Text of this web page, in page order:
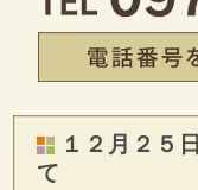
１２月２５
て